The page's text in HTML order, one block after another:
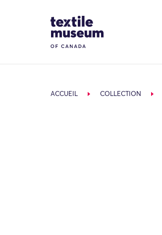
Site Logo
ACCUEIL COLLECTION